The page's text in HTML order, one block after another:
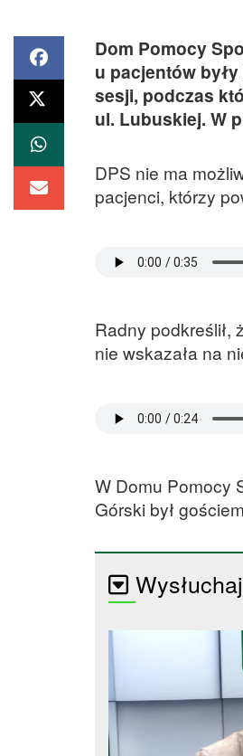
Dom Pomocy
u pacjentów
sesji, podczas
ul. Lubuskiej. W
DPS nie ma
pacjenci, którzy
Radny podkreślił,
nie wskazała na
W Domu Pomocy
Górski był